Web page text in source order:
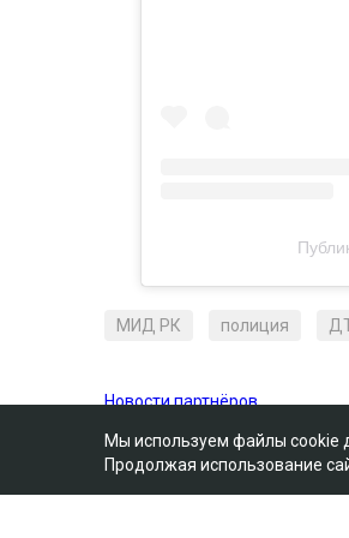
МИД РК полиция
Мы используем файлы cookie
Продолжая использование